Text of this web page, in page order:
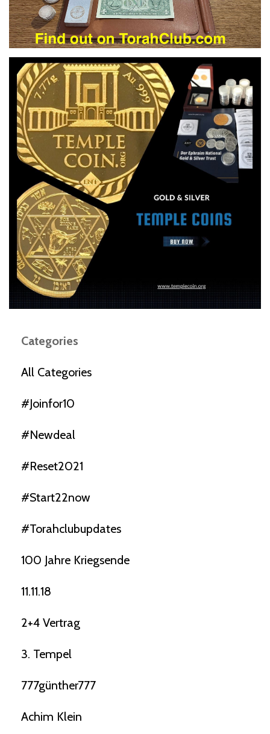
Categories
All Categories
#joinfor10
#newdeal
#reset2021
#start22now
#torahclubupdates
100 Jahre Kriegsende
11.11.18
2+4 Vertrag
3. Tempel
777günther777
Achim Klein